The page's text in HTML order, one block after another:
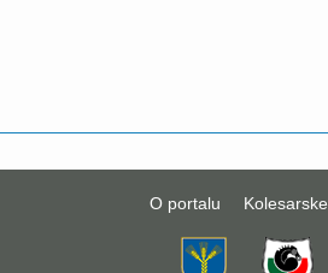
O portalu